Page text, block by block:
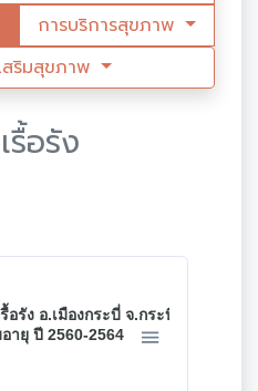
การบริการสุขภาพ
สริมสุขภาพ
อรัง